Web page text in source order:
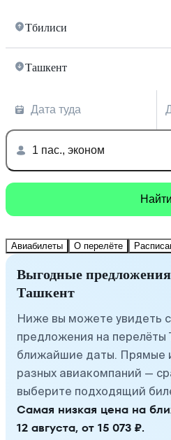
Тбилиси
Ташкент
Дата туда
1 пас., эконом
Найти
Авиабилеты О перелёте
Выгодные
Ташкент
Ниже вы можете увидеть
предложения на
ближайшие даты. Прямые
разных авиакомпаний —
выберите подходящий
Самая низкая цена на
12 августа, от 15 073 ₽.